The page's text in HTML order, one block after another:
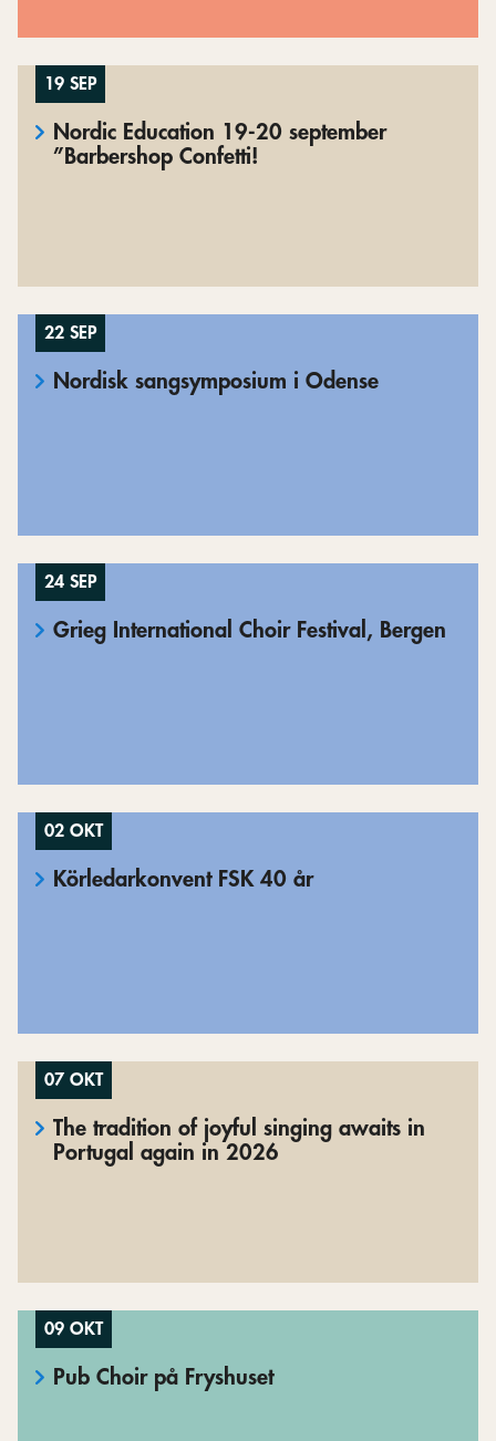
19 SEP
Nordic Education 19-20 september
”Barbershop Confetti!
22 SEP
Nordisk sangsymposium i Odense
24 SEP
Grieg International Choir Festival, Bergen
02 OKT
Körledarkonvent FSK 40 år
07 OKT
The tradition of joyful singing awaits in
Portugal again in 2026
09 OKT
Pub Choir på Fryshuset